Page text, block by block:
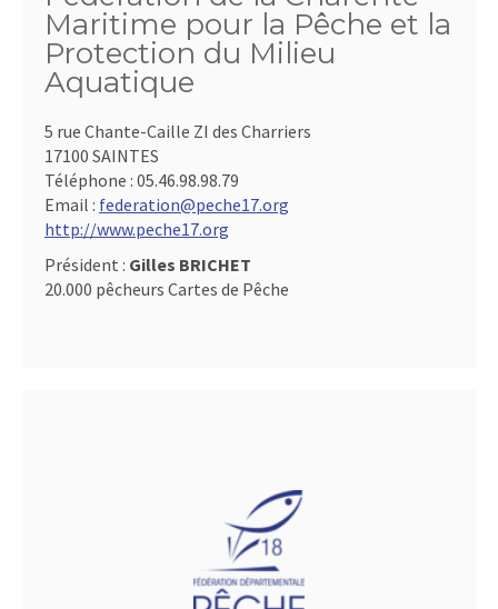
Maritime pour la Pêche et la
Protection du Milieu
Aquatique
5 rue Chante-Caille ZI des Charriers
17100 SAINTES
Téléphone : 05.46.98.98.79
Email : federation@peche17.org
http://www.peche17.org
Président : Gilles BRICHET
20.000 pêcheurs Cartes de Pêche